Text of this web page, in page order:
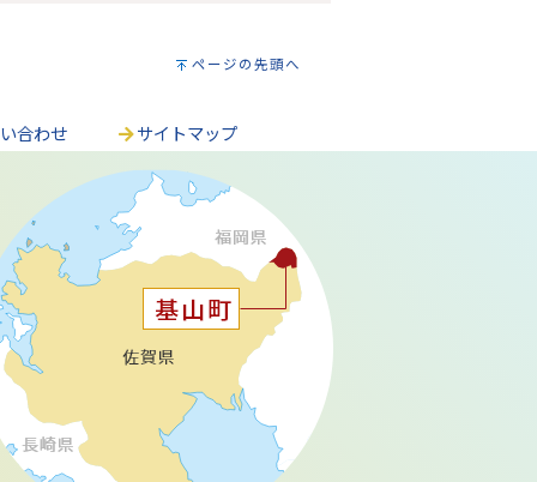
ページの先頭へ
合わせ サイトマップ